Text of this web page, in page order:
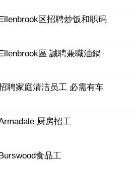
区招聘炒饭和职码
區 誠聘兼職油鍋
聘家庭清洁员工 必需有车
厨房招工
食品工